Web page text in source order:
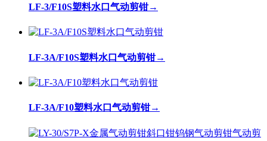
LF-3/F10S塑料水口气动剪钳→
LF-3A/F10S塑料水口气动剪钳→
LF-3A/F10塑料水口气动剪钳→